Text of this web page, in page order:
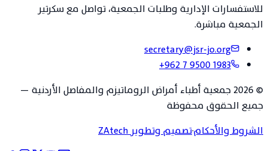
للاستفسارات الإدارية وطلبات الجمعية، تواصل مع سكرتير
الجمعية مباشرة.
secretary@jsr-jo.org
+962 7 9500 1983
©
2026جمعية أطباء أمراض الروماتيزم والمفاصل الأردنية —
جميع الحقوق محفوظة
الشروط والأحكام·تصميم وتطوير ZAtech